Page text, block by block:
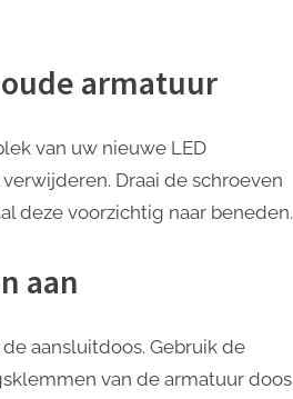
armatuur
van uw nieuwe LED
Draai de schroeven
deze voorzichtig naar beneden.
aan
aansluitdoos. Gebruik de
van de armatuur doos